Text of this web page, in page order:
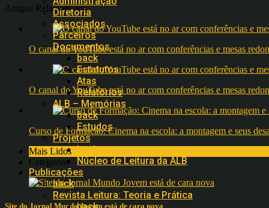
Diretoria
Associados
Parceiros
Documentos
back
Estatutos
Atas
Relatórios
ALB – Memórias
back
Estudos
Projetos
back
Núcleo de Leitura da ALB
Publicações
back
Revista Leitura: Teoria e Prática
Artigos Relacionados
O canal do YouTube está no ar com conferências e mesas
O canal do YouTube está no ar com conferências e mesas
Curso de Formação: Cinema na escola: a montagem e seus
Mais Lidos
Categorias
Site do Jornal Mundo Jovem está de cara nova